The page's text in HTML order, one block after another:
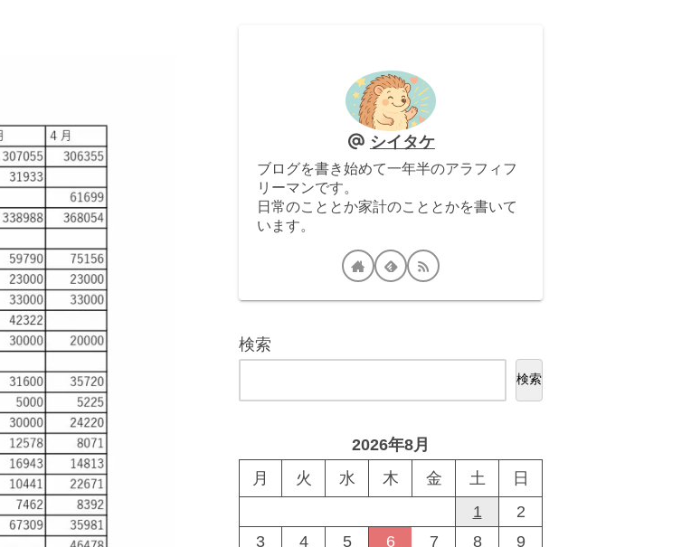
シイタケ
ブログを書き始めて一年半のアラフィフ
リーマンです。
日常のこととか家計のこととかを書いて
います。
検索
検索
2026年8月
月
火 水 木 金 土
日
1
2
3
4 5 6 7 8
9